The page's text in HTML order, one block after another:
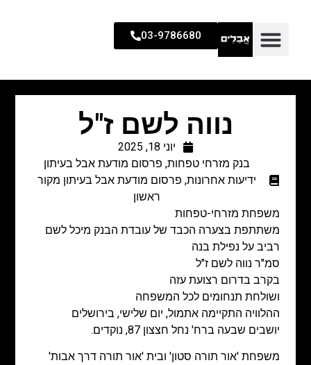
03-9786680
נווה לשם ז"ל
יוני 18, 2025
בנק מזרחי טפחות, פרסום מודעת אבל בעיתון
ידיעות אחרונות, פרסום מודעת אבל בעיתון מקור
ראשון
משפחת מזרחי-טפחות
משתתפת בצערה הכבד של עובדת הבנק מיכל לשם
רביב על נפילת בנה
סמ"ר נווה לשם ז"ל
בקרב בדרום רצועת עזה
ושולחת תנחומים לכל המשפחה
ההלוויה התקיימה אתמול, יום שלישי, בירושלים
יושבים שבעה ברח' נחל חצצון 87, נוקדים.
משפחת 'אור תורה סטון' ובית 'אור תורה דרך אבות'